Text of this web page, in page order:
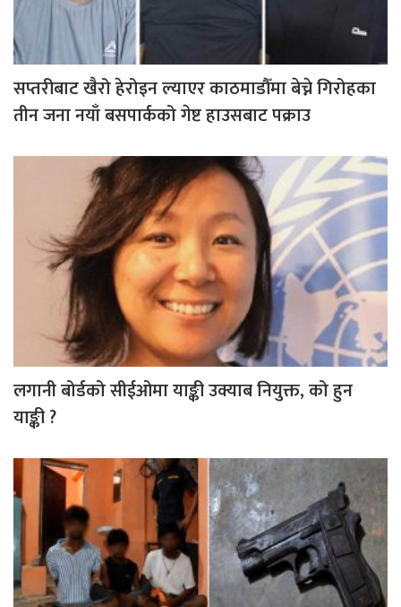
सप्तरीबाट खैरो हेरोइन ल्याएर काठमाडौँमा बेच्ने गिरोहका
तीन जना नयाँ बसपार्कको गेष्ट हाउसबाट पक्राउ
लगानी बोर्डको सीईओमा याङ्की उक्याब नियुक्त, को हुन
याङ्की ?